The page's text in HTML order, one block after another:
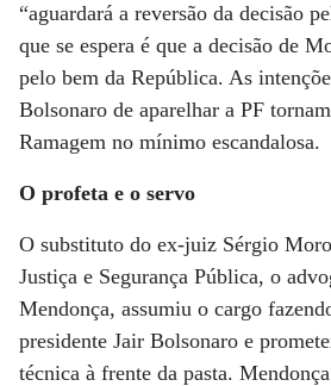
“aguardará a reversão da decisão
que se espera é que a decisão de
pelo bem da República. As
Bolsonaro de aparelhar a PF
Ramagem no mínimo escandalosa.
O profeta e o servo
O substituto do ex-juiz Sérgio
Justiça e Segurança Pública, o
Mendonça, assumiu o cargo
presidente Jair Bolsonaro e
técnica à frente da pasta.